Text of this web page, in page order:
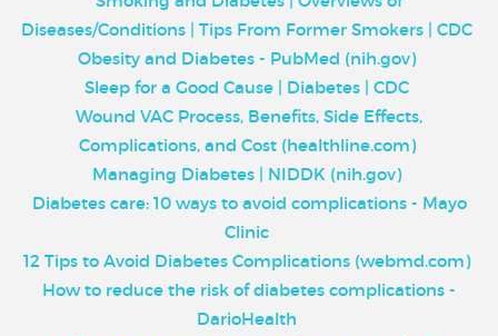
Diseases/Conditions | Tips From Former Smokers | CDC
Obesity and Diabetes - PubMed (nih.gov)
Sleep for a Good Cause | Diabetes | CDC
Wound VAC Process, Benefits, Side Effects,
Complications, and Cost (healthline.com)
Managing Diabetes | NIDDK (nih.gov)
Diabetes care: 10 ways to avoid complications - Mayo
Clinic
12 Tips to Avoid Diabetes Complications (webmd.com)
How to reduce the risk of diabetes complications -
DarioHealth